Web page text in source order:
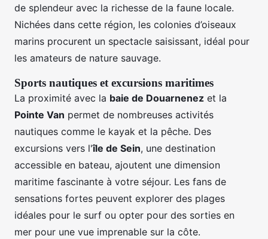
de splendeur avec la richesse de la faune locale.
Nichées dans cette région, les colonies d’oiseaux
marins procurent un spectacle saisissant, idéal pour
les amateurs de nature sauvage.
Sports nautiques et excursions maritimes
La proximité avec la baie de Douarnenez et la
Pointe Van permet de nombreuses activités
nautiques comme le kayak et la pêche. Des
excursions vers l'île de Sein, une destination
accessible en bateau, ajoutent une dimension
maritime fascinante à votre séjour. Les fans de
sensations fortes peuvent explorer des plages
idéales pour le surf ou opter pour des sorties en
mer pour une vue imprenable sur la côte.